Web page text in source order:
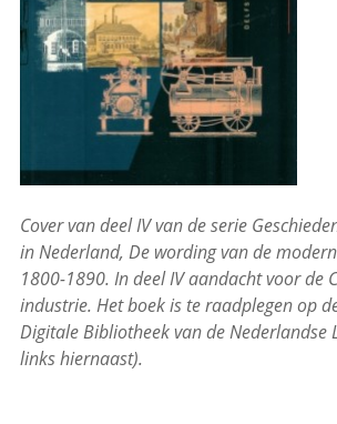
Cover van deel IV van de serie
in Nederland, De wording van de
1800-1890. In deel IV aandacht voor de
industrie. Het boek is te raadplegen op
Digitale Bibliotheek van de Nederlandse
links hiernaast).